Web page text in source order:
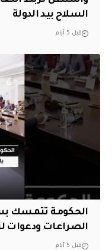
السلاح بيد الدولة
قبل 5 أيام
الحكومة تتمسك
الصراعات ودعوات
قبل 5 أيام